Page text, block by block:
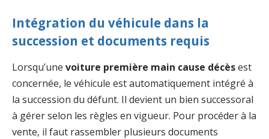
Intégration du véhicule dans la
succession et documents requis
Lorsqu’une voiture première main cause décèsest
concernée, le véhicule est automatiquement intégré à
la succession du défunt. Il devient un bien successoral
à gérer selon les règles en vigueur. Pour procéder à la
vente, il faut rassembler plusieurs documents